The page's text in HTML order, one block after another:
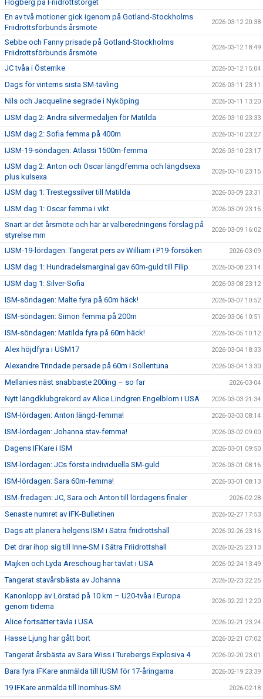
Högberg på Friidrottstorget
En av två motioner gick igenom på Gotland-Stockholms
Friidrottsförbunds årsmöte
2026-03-12 20:38
Sebbe och Fanny prisade på Gotland-Stockholms
Friidrottsförbunds årsmöte
2026-03-12 18:49
JC tvåa i Österrike 2026-03-12 15:04
Dags för vinterns sista SM-tävling 2026-03-11 23:11
Nils och Jacqueline segrade i Nyköping 2026-03-11 13:20
IJSM dag 2: Andra silvermedaljen för Matilda 2026-03-10 23:33
IJSM dag 2: Sofia femma på 400m 2026-03-10 23:27
IJSM-19-söndagen: Atlassi 1500m-femma 2026-03-10 23:17
IJSM dag 2: Anton och Oscar längdfemma och längdsexa
plus kulsexa
2026-03-10 23:15
IJSM dag 1: Trestegssilver till Matilda 2026-03-09 23:31
IJSM dag 1: Oscar femma i vikt 2026-03-09 23:15
Snart är det årsmöte och här är valberedningens förslag på
styrelse mm
2026-03-09 16:02
IJSM-19-lördagen: Tangerat pers av William i P19-försöken 2026-03-09
IJSM dag 1: Hundradelsmarginal gav 60m-guld till Filip 2026-03-08 23:14
IJSM dag 1: Silver-Sofia 2026-03-08 23:12
ISM-söndagen: Malte fyra på 60m häck! 2026-03-07 10:52
ISM-söndagen: Simon femma på 200m 2026-03-06 10:51
ISM-söndagen: Matilda fyra på 60m häck! 2026-03-05 10:12
Alex höjdfyra i USM17 2026-03-04 18:33
Alexandre Trindade persade på 60m i Sollentuna 2026-03-04 13:30
Mellanies näst snabbaste 200ing – so far 2026-03-04
Nytt längdklubgrekord av Alice Lindgren Engelblom i USA 2026-03-03 21:34
ISM-lördagen: Anton längd-femma! 2026-03-03 08:14
ISM-lördagen: Johanna stav-femma! 2026-03-02 09:00
Dagens IFKare i ISM 2026-03-01 09:50
ISM-lördagen: JCs första individuella SM-guld 2026-03-01 08:16
ISM-lördagen: Sara 60m-femma! 2026-03-01 08:13
ISM-fredagen: JC, Sara och Anton till lördagens finaler 2026-02-28
Senaste numret av IFK-Bulletinen 2026-02-27 17:53
Dags att planera helgens ISM i Sätra friidrottshall 2026-02-26 23:16
Det drar ihop sig till Inne-SM i Sätra Friidrottshall 2026-02-25 23:13
Majken och Lyda Areschoug har tävlat i USA 2026-02-24 13:49
Tangerat stavårsbästa av Johanna 2026-02-23 22:25
Kanonlopp av Lörstad på 10 km – U20-tvåa i Europa
genom tiderna
2026-02-22 12:20
Alice fortsätter tävla i USA 2026-02-21 23:24
Hasse Ljung har gått bort 2026-02-21 07:02
Tangerat årsbästa av Sara Wiss i Turebergs Explosiva 4 2026-02-20 23:01
Bara fyra IFKare anmälda till IUSM för 17-åringarna 2026-02-19 23:39
19 IFKare anmälda till Inomhus-SM 2026-02-18